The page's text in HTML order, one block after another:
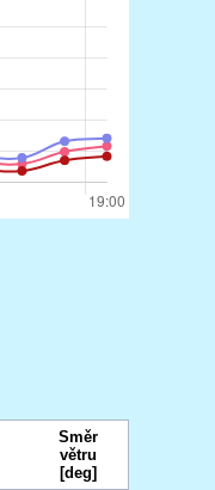
Směr
větru
[deg]